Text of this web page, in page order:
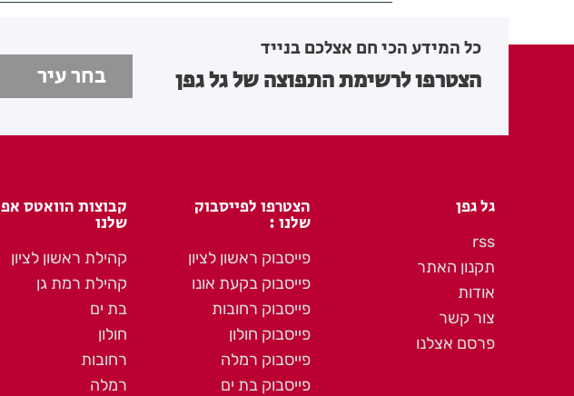
כל המידע הכי חם אצלכם בנייד
הצטרפו לרשימת התפוצה של גל גפן
גל גפן
rss
תקנון האתר
אודות
צור קשר
פרסם אצלנו
הצטרפו לפייסבוק
שלנו :
פייסבוק ראשון לציון
פייסבוק בקעת אונו
פייסבוק רחובות
פייסבוק חולון
פייסבוק רמלה
פייסבוק בת ים
קבוצות הוואטס אפ
שלנו
קהילת ראשון לציון
קהילת רמת גן
בת ים
חולון
רחובות
רמלה